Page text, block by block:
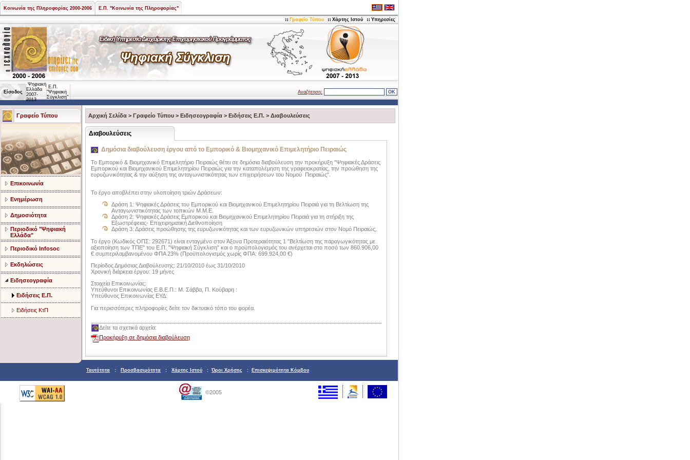
Κοινωνία της Πληροφορίας 2000-2006 Ε.Π. "Κοινωνία της Πληροφορίας"
Γραφείο Τύπου Χάρτης Ιστού Υπηρεσίες
Είσοδος
Ψηφιακή
Ελλάδα
2007-
2013
Ε.Π.
"Ψηφιακή
Σύγκλιση"
Αναζήτηση:
Γραφείο Τύπου
Επικοινωνία
Ενημέρωση
Δημοσιότητα
Περιοδικό "Ψηφιακή
Ελλάδα"
Περιοδικό Infosoc
Εκδηλώσεις
Ειδησεογραφία
Ειδήσεις Ε.Π.
Ειδήσεις ΚτΠ
Αρχική Σελίδα > Γραφείο Τύπου > Ειδησεογραφία > Ειδήσεις Ε.Π. > Διαβουλεύσεις
Διαβουλεύσεις
Δημόσια διαβούλευση έργου από το Εμπορικό & Βιομηχανικό Επιμελητήριο Πειραιώς
Το Εμπορικό & Βιομηχανικό Επιμελητήριο Πειραιώς θέτει σε δημόσια διαβούλευση την προκήρυξη "Ψηφιακές Δράσεις
Εμπορικού και Βιομηχανικού Επιμελητηρίου Πειραιώς για την καταπολέμηση της γραφειοκρατίας, την προώθηση της
ευρυζωνικότητας & την αύξηση της ανταγωνιστικότητας των επιχειρήσεων του Νομού Πειραιώς".
Το έργο αποβλέπει στην υλοποίηση τριών Δράσεων:
Δράση 1: Ψηφιακές Δράσεις του Εμπορικού και Βιομηχανικού Επιμελητηρίου Πειραιά για τη Βελτίωση της
Ανταγωνιστικότητας των τοπικών Μ.Μ.Ε.
Δράση 2: Ψηφιακές Δράσεις Εμπορικού και Βιομηχανικού Επιμελητηρίου Πειραιά για τη στήριξη της
Εξωστρέφειας- Επιχειρηματική Διεθνοποίηση
Δράση 3: Δράσεις προώθησης της ευρυζωνικότητας και των ευρυζωνικών υπηρεσιών στον Νομό Πειραιώς.
Το έργο (Κωδικός ΟΠΣ: 292671) είναι ενταγμένο στον Άξονα Προτεραιότητας 1 "Βελτίωση της παραγωγικότητας με
αξιοποίηση των ΤΠΕ" του Ε.Π. "Ψηφιακή Σύγκλιση" και ο προϋπολογισμός του ανέρχεται στο ποσό των 860.906,00
€ συμπεριλαμβανομένου ΦΠΑ 23% (Προϋπολογισμός χωρίς ΦΠΑ: 699.924,00 €)
Περίοδος Δημόσιας Διαβούλευσης: 21/10/2010 έως 31/10/2010
Χρονική διάρκεια έργου: 19 μήνες
Στοιχεία Επικοινωνίας:
Υπεύθυνοι Επικοινωνίας Ε.Β.Ε.Π.: Μ. Σάββα, Π. Κούβαρη :
Υπεύθυνος Επικοινωνίας ΕΥΔ:
Για περισσότερες πληροφορίες δείτε τον δικτυακό τόπο του φορέα.
Δείτε τα σχετικά αρχεία:
Προκήρυξη σε δημόσια διαβούλευση
Ταυτότητα : Προσβασιμότητα : Χάρτης Ιστού : Όροι Χρήσης : Επισκεψιμότητα Κόμβου
©2005